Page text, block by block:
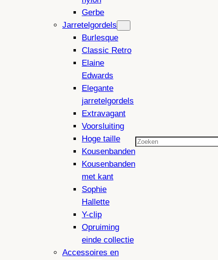
Gerbe
Jarretelgordels
Burlesque
Classic Retro
Elaine
Edwards
Elegante
jarretelgordels
Extravagant
Voorsluiting
Hoge taille
Kousenbanden
Kousenbanden
met kant
Sophie
Hallette
Y-clip
Opruiming
einde collectie
Accessoires en
Zoeken